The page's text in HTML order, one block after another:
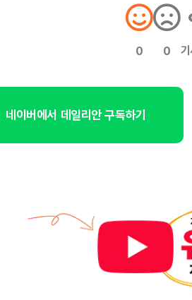
0 0
네이버에서 데일리안 구독하기